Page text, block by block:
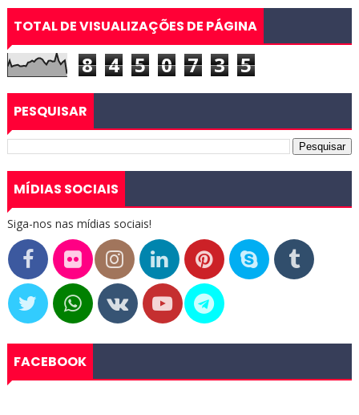
TOTAL DE VISUALIZAÇÕES DE PÁGINA
8 4 5 0 7 3 5
PESQUISAR
MÍDIAS SOCIAIS
Siga-nos nas mídias sociais!
FACEBOOK